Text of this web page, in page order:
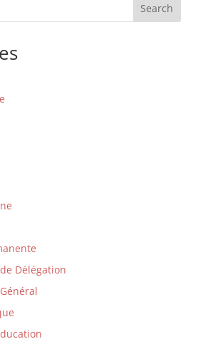
Search
Délégation